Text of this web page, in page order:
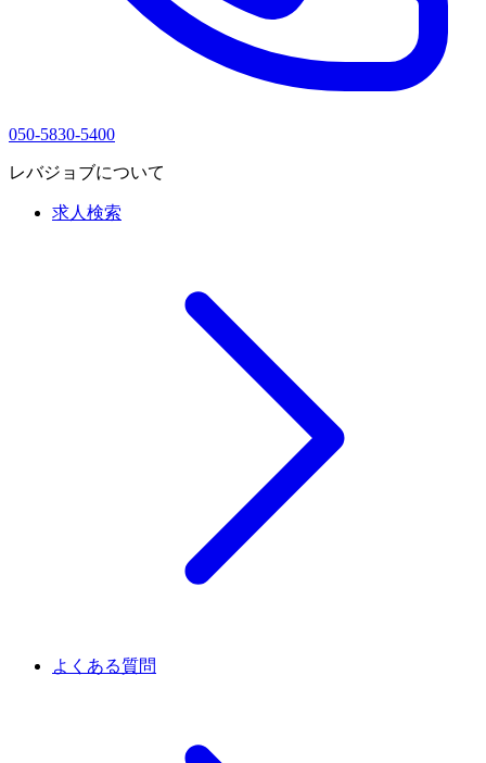
050-5830-5400
レバジョブについて
求人検索
よくある質問